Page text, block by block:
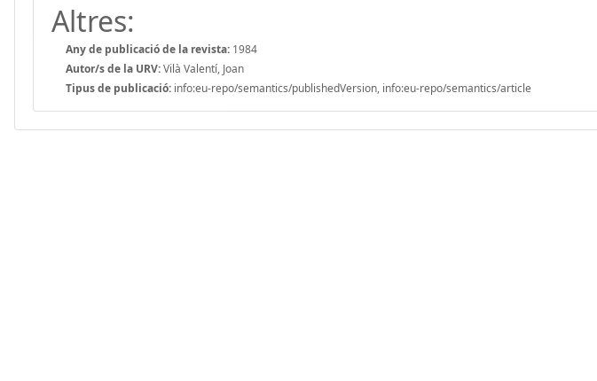
Altres:
Any de publicació de la revista: 1984
Autor/s de la URV:Vilà Valentí, Joan
Tipus de publicació: info:eu-repo/semantics/publishedVersion, info:eu-repo/semantics/article